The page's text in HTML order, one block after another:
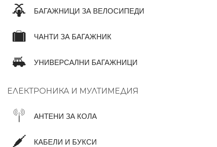
БАГАЖНИЦИ ЗА ВЕЛОСИПЕДИ
ЧАНТИ ЗА БАГАЖНИК
УНИВЕРСАЛНИ БАГАЖНИЦИ
ЕЛЕКТРОНИКА И МУЛТИМЕДИЯ
АНТЕНИ ЗА КОЛА
КАБЕЛИ И БУКСИ